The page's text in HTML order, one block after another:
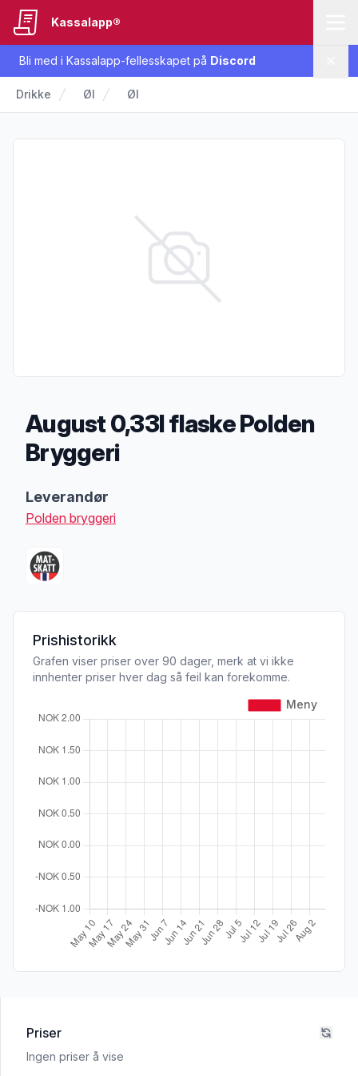
Bli med i Kassalapp-fellesskapet på Discord
Kassalapp®
Drikke Øl Øl
August 0,33l flaske Polden
Bryggeri
Leverandør
Polden bryggeri
Prishistorikk
Grafen viser priser over 90 dager, merk at vi ikke
innhenter priser hver dag så feil kan forekomme.
Priser
Ingen priser å vise